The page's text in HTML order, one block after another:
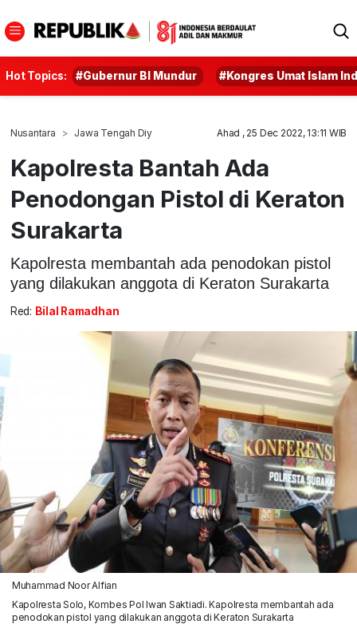
Hot Topics: #Gubernur BI Mundur #Kongres Umat Islam
Nusantara Jawa Tengah Diy Ahad , 25 Dec 2022, 13:11 WIB
Kapolresta Bantah Ada
Penodongan Pistol di Keraton
Surakarta
Kapolresta membantah ada penodokan pistol
yang dilakukan anggota di Keraton Surakarta
Red: Bilal Ramadhan
Muhammad Noor Alfian
Kapolresta Solo, Kombes Pol Iwan Saktiadi. Kapolresta membantah ada
penodokan pistol yang dilakukan anggota di Keraton Surakarta